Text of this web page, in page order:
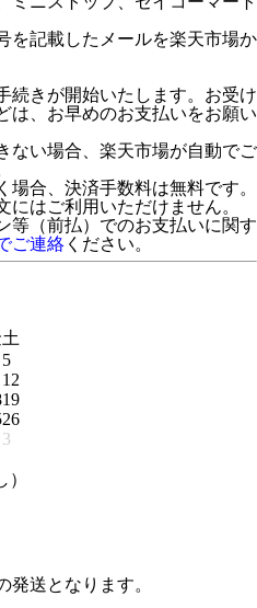
を記載したメールを楽天市場か
続きが開始いたします。お受け
は、お早めのお支払いをお願い
ない場合、楽天市場が自動でご
合、決済手数料は無料です。
はご利用いただけません。
等（前払）でのお支払いに関す
ご連絡 ください。
土
5
12
19
26
3
発送となります。